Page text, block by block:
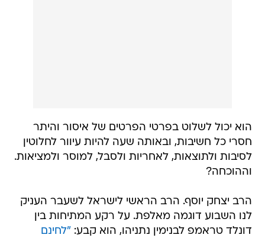
הוא יכול לשלוט בפרטי הפרטים של איסור והיתר
חסרי כל חשיבות, ובאותה שעה להיות עיוור לחלוטין
לסיבות ולתוצאות, לאחריות ולסבל, למוסר ולמציאות.
וההוכחה?
הרב יצחק יוסף. הרב הראשי לישראל לשעבר העניק
לנו השבוע דוגמה מאלפת. על רקע המתיחות בין
דונלד טראמפ לבנימין נתניהו, הוא קבע: "לחינם